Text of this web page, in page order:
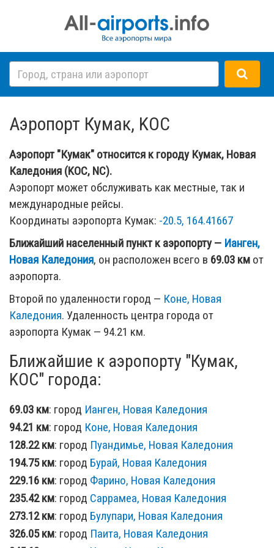
Аэропорт Кумак, KOC
Аэропорт "Кумак" относится к городу Кумак, Новая
Каледония (KOC, NC).
Аэропорт может обслуживать как местные, так и
международные рейсы.
Координаты аэропорта Кумак: -20.5, 164.41667
Ближайший населенный пункт к аэропорту — Ианген,
Новая Каледония, он расположен всего в 69.03 км от
аэропорта.
Второй по удаленности город — Коне, Новая
Каледония. Удаленность центра города от
аэропорта Кумак — 94.21 км.
Ближайшие к аэропорту "Кумак,
KOC" города:
69.03 км: город Ианген, Новая Каледония
94.21 км: город Коне, Новая Каледония
128.22 км: город Пуандимье, Новая Каледония
194.75 км: город Бурай, Новая Каледония
229.16 км: город Фарино, Новая Каледония
235.42 км: город Саррамеа, Новая Каледония
273.12 км: город Булупари, Новая Каледония
326.05 км: город Паита, Новая Каледония